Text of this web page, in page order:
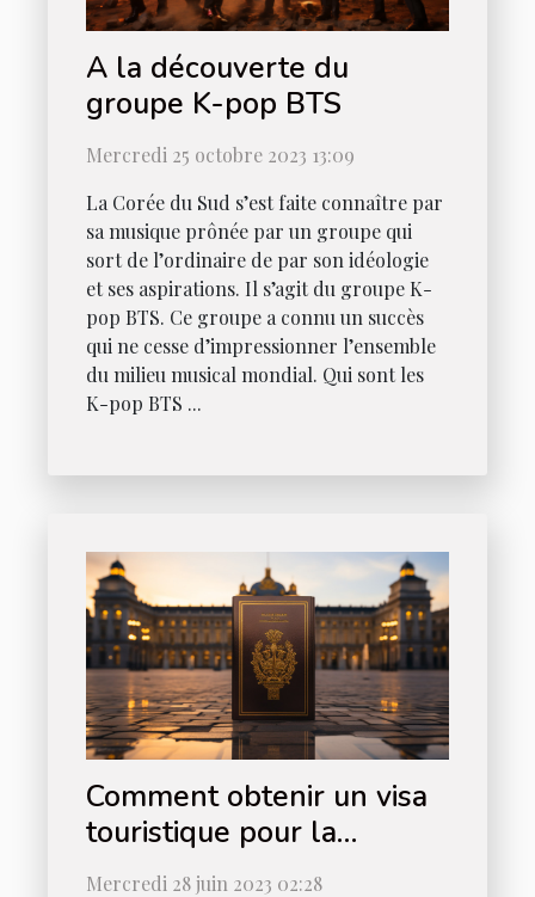
A la découverte du
groupe K-pop BTS
Mercredi 25 octobre 2023 13:09
La Corée du Sud s’est faite connaître par
sa musique prônée par un groupe qui
sort de l’ordinaire de par son idéologie
et ses aspirations. Il s’agit du groupe K-
pop BTS. Ce groupe a connu un succès
qui ne cesse d’impressionner l’ensemble
du milieu musical mondial. Qui sont les
K-pop BTS ...
Comment obtenir un visa
touristique pour la
France ?
Mercredi 28 juin 2023 02:28